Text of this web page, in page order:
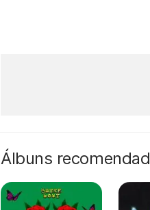
Álbuns